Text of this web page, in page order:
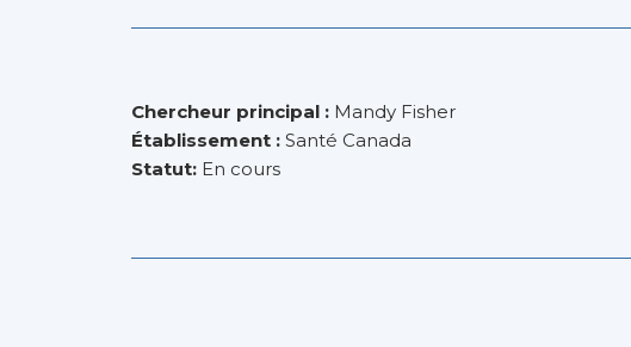
Chercheur principal : Mandy Fisher
Établissement : Santé Canada
Statut: En cours